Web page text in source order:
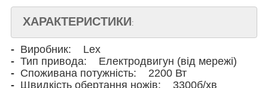
ХАРАКТЕРИСТИКИ:
- Виробник: Lex
- Тип привода: Електродвигун (від мережі)
- Споживана потужність: 2200 Вт
- Швидкість обертання ножів: 3300б/хв